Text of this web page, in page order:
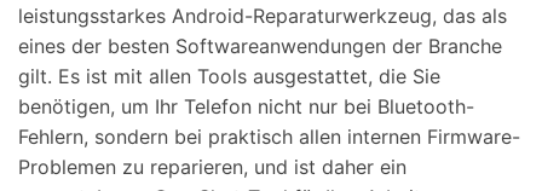
leistungsstarkes Android-Reparaturwerkzeug, das als
eines der besten Softwareanwendungen der Branche
gilt. Es ist mit allen Tools ausgestattet, die Sie
benötigen, um Ihr Telefon nicht nur bei Bluetooth-
Fehlern, sondern bei praktisch allen internen Firmware-
Problemen zu reparieren, und ist daher ein